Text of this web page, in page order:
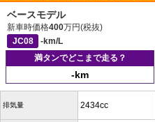
ベースモデル
新車時価格400万円(税抜)
JC08
-km/L
満タンでどこまで走る？
-km
排気量 2434cc